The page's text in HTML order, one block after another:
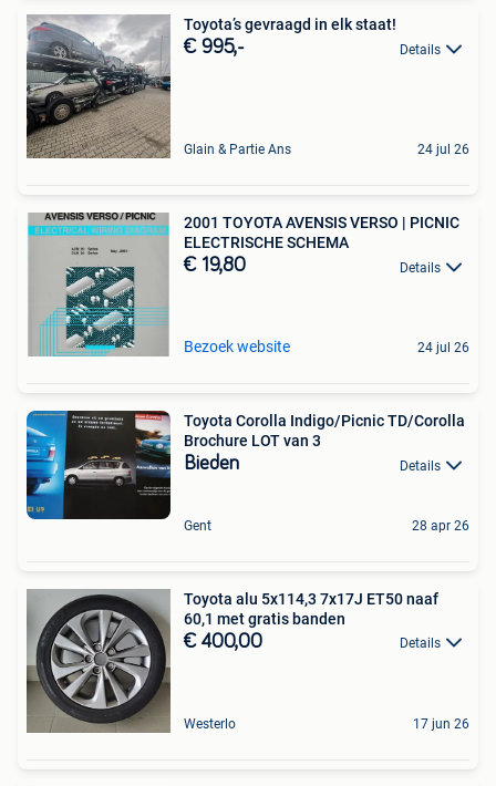
Toyota’s gevraagd in elk staat!
€ 995,- Details
Glain & Partie Ans 24 jul 26
2001 TOYOTA AVENSIS VERSO | PICNIC
ELECTRISCHE SCHEMA
€ 19,80 Details
Bezoek website 24 jul 26
Toyota Corolla Indigo/Picnic TD/Corolla
Brochure LOT van 3
Bieden Details
Gent 28 apr 26
Toyota alu 5x114,3 7x17J ET50 naaf
60,1 met gratis banden
€ 400,00 Details
Westerlo 17 jun 26